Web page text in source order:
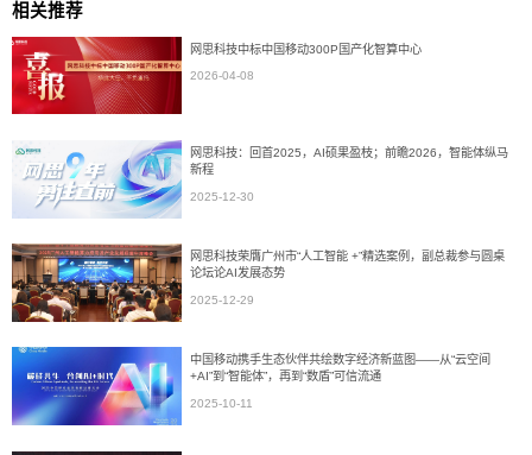
相关推荐
网思科技中标中国移动300P国产化智算中心
2026-04-08
网思科技：回首2025，AI硕果盈枝；前瞻2026，智能体纵马
新程
2025-12-30
网思科技荣膺广州市“人工智能 +”精选案例，副总裁参与圆桌
论坛论AI发展态势
2025-12-29
中国移动携手生态伙伴共绘数字经济新蓝图——从“云空间
+AI”到“智能体”，再到“数盾”可信流通
2025-10-11